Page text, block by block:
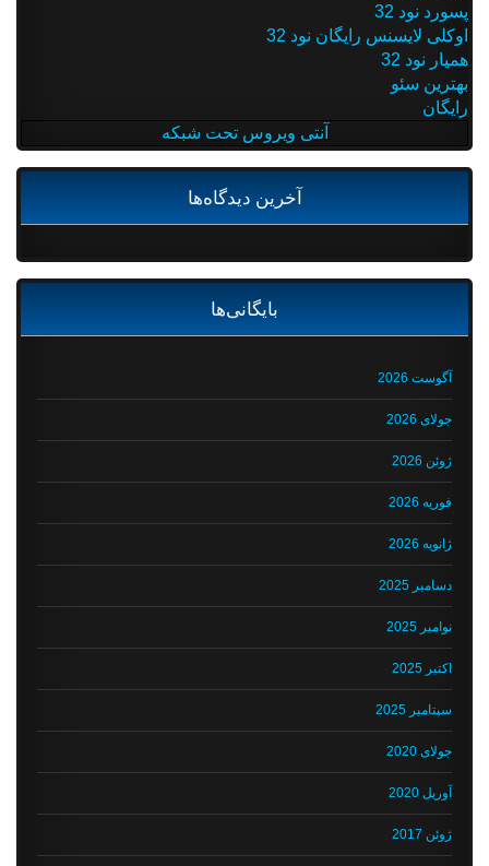
پسورد نود 32
اوکلی لایسنس رایگان نود 32
همیار نود 32
بهترین سئو
رایگان
آنتی ویروس تحت شبکه
آخرین دیدگاه‌ها
بایگانی‌ها
آگوست 2026
جولای 2026
ژوئن 2026
فوریه 2026
ژانویه 2026
دسامبر 2025
نوامبر 2025
اکتبر 2025
سپتامبر 2025
جولای 2020
آوریل 2020
ژوئن 2017